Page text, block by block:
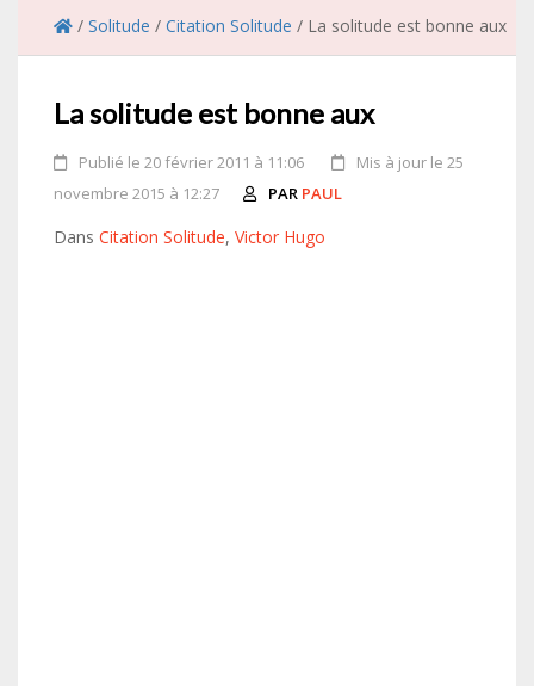
/ Solitude / Citation Solitude / La solitude est bonne aux
La solitude est bonne aux
Publié le 20 février 2011 à 11:06
Mis à jour le 25
novembre 2015 à 12:27
PAR PAUL
Dans Citation Solitude, Victor Hugo